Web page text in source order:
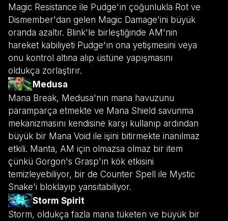
Magic Resistance ile Pudge'ın çoğunlukla Rot ve
Dismember'dan gelen Magic Damage'ini büyük
oranda azaltır. Blink'le birleştiğinde AM'nin
hareket kabiliyeti Pudge'ın ona yetişmesini veya
onu kontrol altına alıp üstüne yapışmasını
oldukça zorlaştırır.
Medusa
Mana Break, Medusa'nın mana havuzunu
paramparça etmekte ve Mana Shield savunma
mekanizmasını kendisine karşı kullanıp ardından
büyük bir Mana Void ile işini bitirmekte inanılmaz
etkili. Manta, AM için olmazsa olmaz bir item
çünkü Gorgon's Grasp'ın kök etkisini
temizleyebiliyor, bir de Counter Spell ile Mystic
Snake'i bloklayıp yansıtabiliyor.
Storm Spirit
Storm, oldukça fazla mana tüketen ve büyük bir